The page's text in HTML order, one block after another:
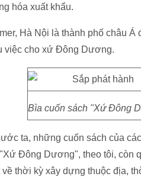
hóa xuất khẩu.
Hà Nội là thành phố châu Á
việc cho xứ Đông Dương.
Bìa cuốn sách "Xứ Đông
ta, những cuốn sách của
Đông Dương", theo tôi, còn
thời kỳ xây dựng thuộc địa,